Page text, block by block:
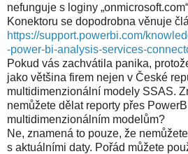
nefunguje s loginy
Konektoru se dopodrobna věnuje
https://support.powerbi.com/
-power-bi-analysis-services-
Pokud vás zachvátila panika,
jako většina firem nejen v České
multidimenzionální modely SSAS.
nemůžete dělat reporty přes
multidimenzionálním modelům?
Ne, znamená to pouze, že
s aktuálními daty. Pořád můžete